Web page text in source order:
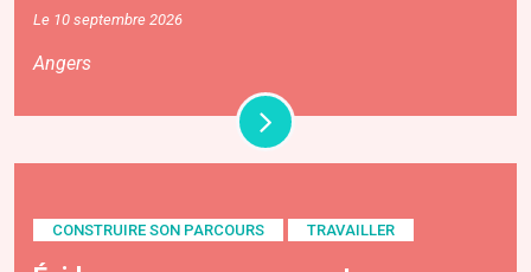
Le 10 septembre 2026
Angers
CONSTRUIRE SON PARCOURS TRAVAILLER